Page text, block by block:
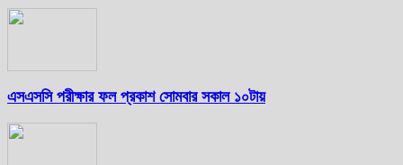
এসএসসি পরীক্ষার ফল প্রকাশ সোমবার সকাল ১০টায়